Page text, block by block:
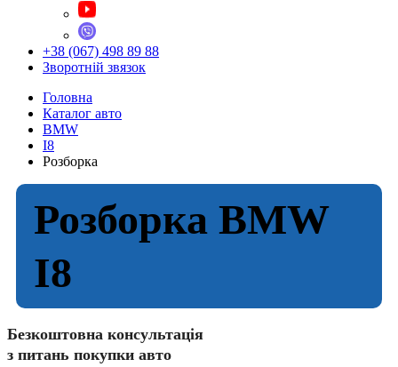
+38 (067) 498 89 88
Зворотній звязок
Головна
Каталог авто
BMW
I8
Розборка
Розборка BMW
I8
Безкоштовна консультація
з питань покупки авто